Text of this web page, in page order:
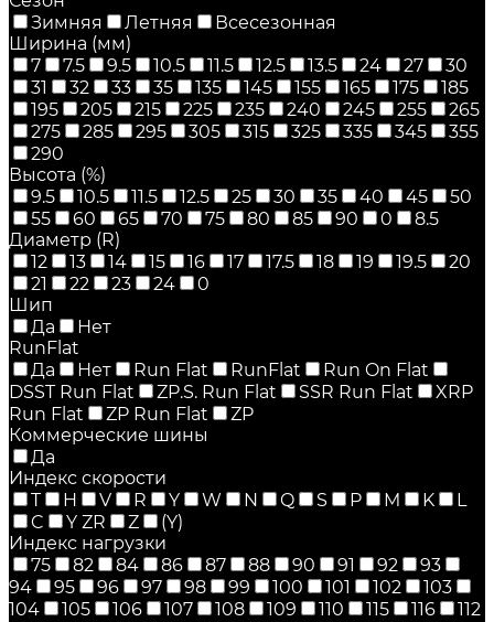
Зимняя
Летняя
Всесезонная
Ширина (мм)
7
7.5 9.5 10.5 11.5 12.5 13.5 24 27
30
31
32 33 35 135 145 155 165 175
185
195
205 215 225 235 240 245 255
265
275
285 295 305 315 325 335 345
355
290
Высота (%)
9.5
10.5 11.5 12.5 25 30 35 40 45
50
55
60 65 70 75 80 85 90 0
8.5
Диаметр (R)
12
13 14 15 16 17 17.5 18 19 19.5
20
21
22 23 24
0
Шип
Да
Нет
RunFlat
Да
Нет Run Flat RunFlat
Run On Flat
DSST Run Flat
ZP.S. Run Flat SSR Run Flat
XRP
Run Flat
ZP Run Flat
ZP
Коммерческие шины
Да
Индекс скорости
T
H V R Y W N Q S P M K
L
C
Y ZR Z
(Y)
Индекс нагрузки
75
82 84 86 87 88 90 91 92
93
94
95 96 97 98 99 100 101 102
103
104
105 106 107 108 109 110 115 116
112